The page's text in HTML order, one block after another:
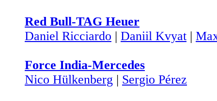
Red Bull-TAG Heuer
Daniel Ricciardo | Daniil Kvyat |
Force India-Mercedes
Nico Hülkenberg | Sergio Pérez